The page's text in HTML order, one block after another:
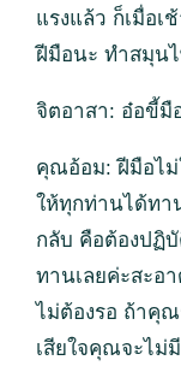
แรงแล้ว ก็เมื่อ
ฝีมือนะ ทำสมุน
จิตอาสา: อ๋อขี้มื
คุณอ้อม: ฝีมือไม่
ให้ทุกท่านได้ทา
กลับ คือต้องปฏิบั
ทานเลยค่ะสะอ
ไม่ต้องรอ ถ้าคุ
เสียใจคุณจะไม่